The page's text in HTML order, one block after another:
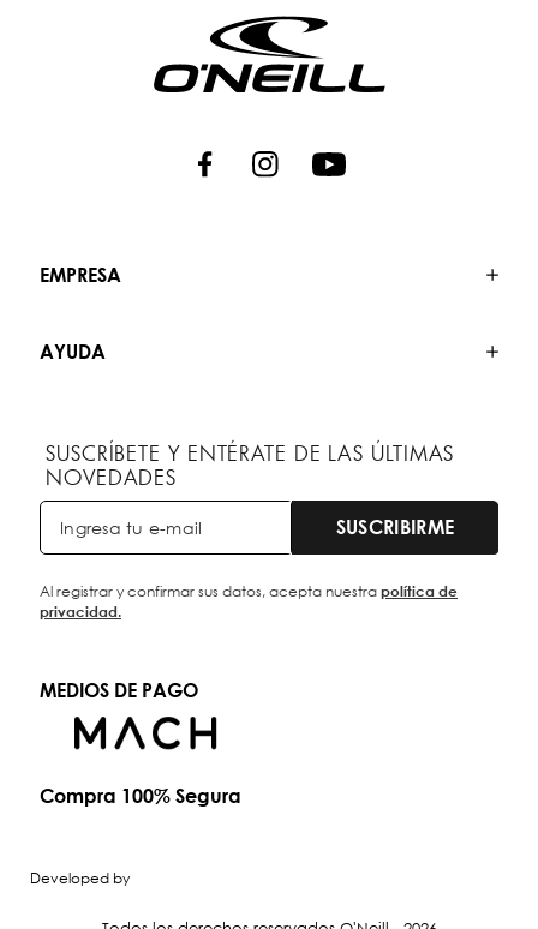
EMPRESA
AYUDA
SUSCRÍBETE Y ENTÉRATE DE LAS ÚLTIMAS
NOVEDADES
SUSCRIBIRME
Al registrar y confirmar sus datos, acepta nuestrapolítica de
privacidad.
MEDIOS DE PAGO
Compra 100% Segura
Developed by